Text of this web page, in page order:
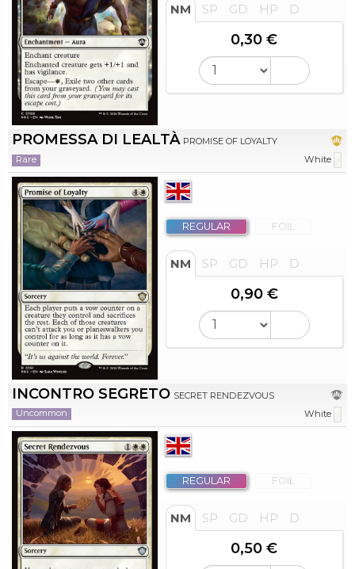
NM SP GD HP D
0,30 €
PROMESSA DI LEALTÀ PROMISE OF LOYALTY
Rare
White
REGULAR FOIL
NM SP GD HP D
0,90 €
INCONTRO SEGRETO SECRET RENDEZVOUS
Uncommon
White
REGULAR FOIL
NM SP GD HP D
0,50 €